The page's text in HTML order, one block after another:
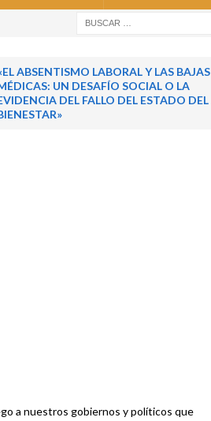
ABSENTISMO LABORAL Y LAS BAJAS
UN DESAFÍO SOCIAL O LA
DEL FALLO DEL ESTADO DEL
a nuestros gobiernos y políticos que